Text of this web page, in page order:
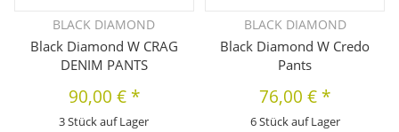
BLACK DIAMOND
Black Diamond W CRAG
DENIM PANTS
90,00 € *
3 Stück auf Lager
BLACK DIAMOND
Black Diamond W Credo
Pants
76,00 € *
6 Stück auf Lager